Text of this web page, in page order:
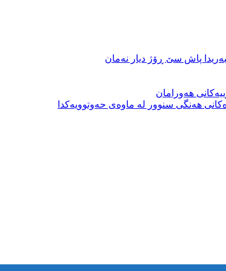
پاش سێ ڕۆژ دیار نەمان
هەورامان
هەنگی سنوور لە ماوەی حەوتوویەکدا